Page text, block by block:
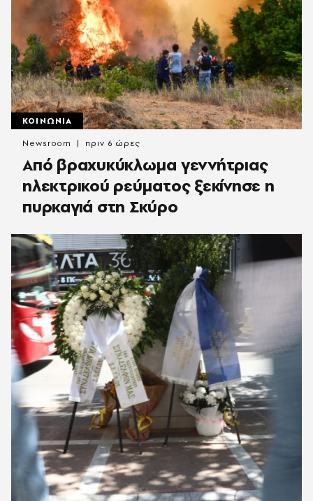
ΚΟΙΝΩΝΙΑ
Από βραχυκύκλωμα γεννήτριας
ηλεκτρικού ρεύματος ξεκίνησε η
πυρκαγιά στη Σκύρο
Newsroom πριν 6 ώρες